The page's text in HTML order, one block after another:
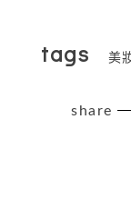
tags 美
share